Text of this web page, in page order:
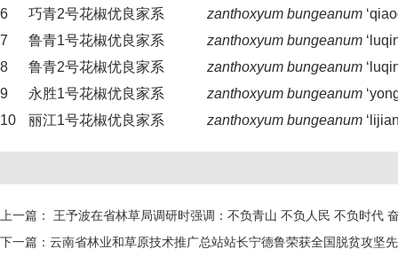
6
巧青2号花椒优良家系 zanthoxyum bungeanum
7
鲁青1号花椒优良家系 zanthoxyum bungeanum
8
鲁青2号花椒优良家系 zanthoxyum bungeanum
9
永胜1号花椒优良家系 zanthoxyum bungeanum
10
丽江1号花椒优良家系 zanthoxyum bungeanum
上一篇： 王予波在省林草局调研时强调：不负青山 不负人民 不负时代
下一篇： 云南省林业和草原技术推广总站站长宁德鲁荣获全国脱贫攻坚